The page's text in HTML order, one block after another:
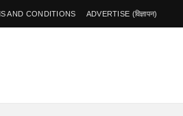
AND CONDITIONS ADVERTISE (विज्ञापन)